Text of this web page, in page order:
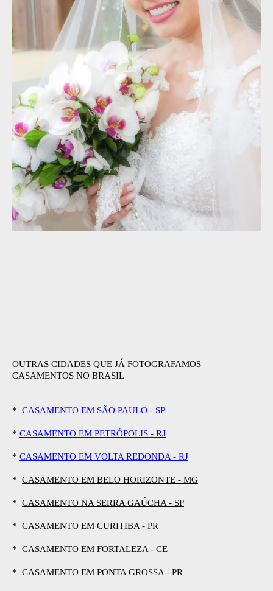
OUTRAS CIDADES QUE JÁ FOTOGRAFAMOS
CASAMENTOS NO BRASIL
* CASAMENTO EM SÃO PAULO - SP
* CASAMENTO EM PETRÓPOLIS - RJ
* CASAMENTO EM VOLTA REDONDA - RJ
* CASAMENTO EM BELO HORIZONTE - MG
* CASAMENTO NA SERRA GAÚCHA - SP
* CASAMENTO EM CURITIBA - PR
* CASAMENTO EM FORTALEZA - CE
* CASAMENTO EM PONTA GROSSA - PR